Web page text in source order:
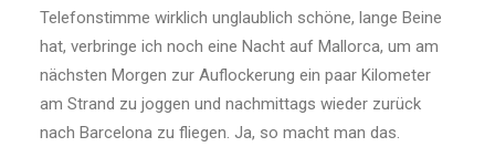
Telefonstimme wirklich unglaublich schöne, lange Beine
hat, verbringe ich noch eine Nacht auf Mallorca, um am
nächsten Morgen zur Auflockerung ein paar Kilometer
am Strand zu joggen und nachmittags wieder zurück
nach Barcelona zu fliegen. Ja, so macht man das.